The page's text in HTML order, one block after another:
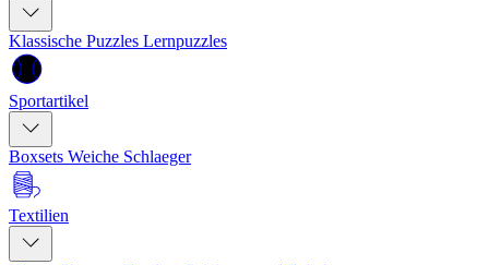
Klassische Puzzles Lernpuzzles
Sportartikel
Boxsets Weiche Schlaeger
Textilien